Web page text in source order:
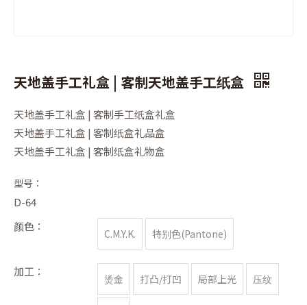
天地盖手工礼盒 | 客制天地盖手工纸盒
天地盖手工礼盒 | 客制手工纸盒礼盒
天地盖手工礼盒 | 客制纸盒礼品盒
天地盖手工礼盒 | 客制纸盒礼物盒
型号：
D-64
颜色：
C.M.Y.K. 特别色(Pantone)
加工：
烫金 打凸/打凹 局部上光 压纹